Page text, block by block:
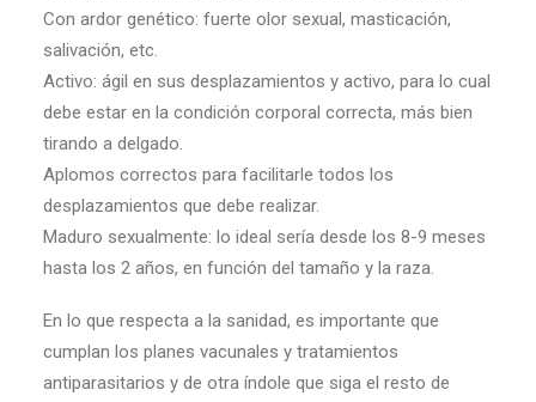
Con ardor genético: fuerte olor sexual, masticación,
salivación, etc.
Activo: ágil en sus desplazamientos y activo, para lo cual
debe estar en la condición corporal correcta, más bien
tirando a delgado.
Aplomos correctos para facilitarle todos los
desplazamientos que debe realizar.
Maduro sexualmente: lo ideal sería desde los 8-9 meses
hasta los 2 años, en función del tamaño y la raza.
En lo que respecta a la sanidad, es importante que
cumplan los planes vacunales y tratamientos
antiparasitarios y de otra índole que siga el resto de